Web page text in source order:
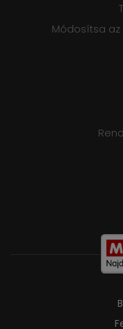
Módosítsa